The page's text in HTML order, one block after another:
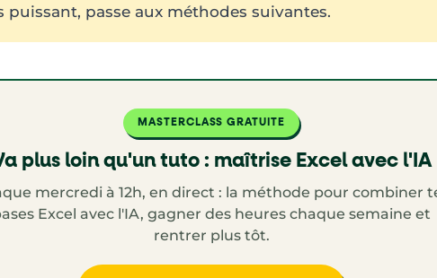
puissant, passe aux méthodes suivantes.
MASTERCLASS GRATUITE
plus loin qu'un tuto : maîtrise Excel avec l'IA
mercredi à 12h, en direct : la méthode pour combiner
Excel avec l'IA, gagner des heures chaque semaine et
rentrer plus tôt.